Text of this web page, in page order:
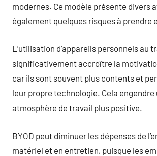
modernes. Ce modèle présente divers
également quelques risques à prendre
L’utilisation d’appareils personnels au
significativement accroître la
car ils sont souvent plus contents et
leur propre technologie. Cela engendre
atmosphère de travail plus positive.
BYOD peut diminuer les dépenses de
matériel et en entretien, puisque les